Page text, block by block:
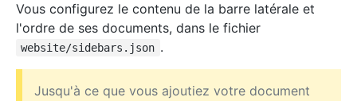
Vous configurez le contenu de la barre latérale et
l'ordre de ses documents, dans le fichier
website/sidebars.json .
Jusqu'à ce que vous ajoutiez votre document